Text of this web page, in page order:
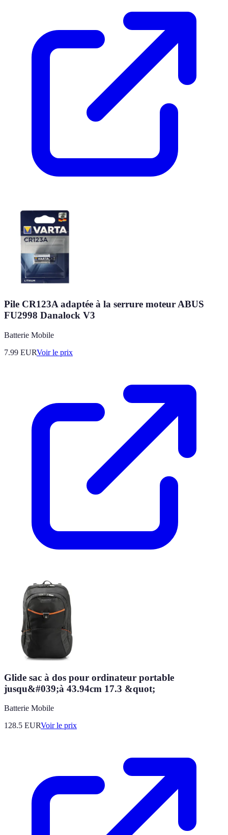
Pile CR123A adaptée à la serrure moteur ABUS
FU2998 Danalock V3
Batterie Mobile
7.99 EURVoir le prix
Glide sac à dos pour ordinateur portable
jusqu&#039;à 43.94cm 17.3 &quot;
Batterie Mobile
128.5 EURVoir le prix